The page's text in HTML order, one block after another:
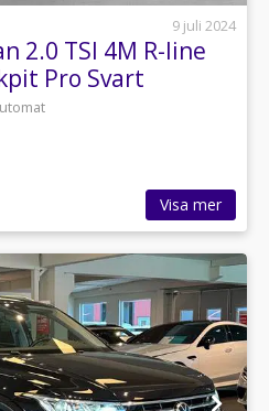
9 juli 2024
2.0 TSI 4M R-line
Pro Svart
Visa mer